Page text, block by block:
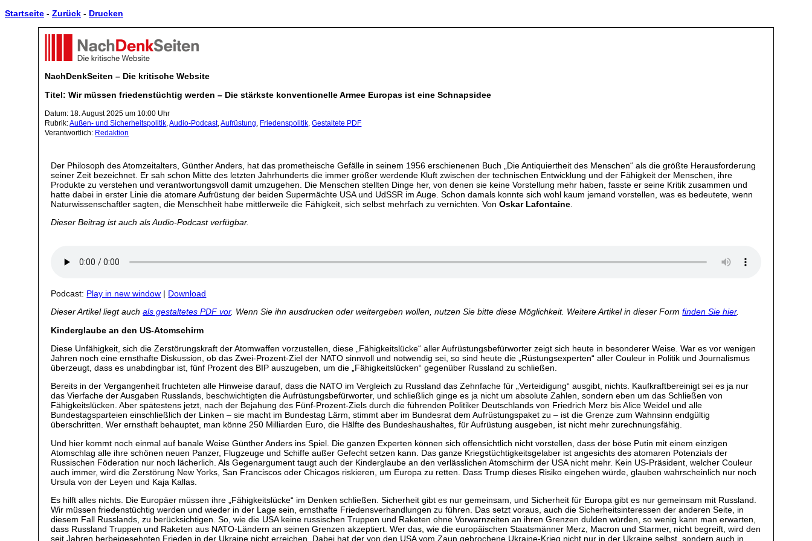
Startseite - Zurück - Drucken
NachDenkSeiten – Die kritische Website
Titel: Wir müssen friedenstüchtig werden – Die stärkste konventionelle Armee Europas ist eine Schnapsidee
Datum: 18. August 2025 um 10:00 Uhr
Rubrik:Außen- und Sicherheitspolitik,Audio-Podcast,Aufrüstung, Friedenspolitik,Gestaltete PDF
Verantwortlich: Redaktion
Der Philosoph des Atomzeitalters, Günther Anders, hat das prometheische Gefälle in seinem 1956 erschienenen Buch „Die Antiquiertheit des Menschen“ als die größte Herausforderung
seiner Zeit bezeichnet. Er sah schon Mitte des letzten Jahrhunderts die immer größer werdende Kluft zwischen der technischen Entwicklung und der Fähigkeit der Menschen, ihre
Produkte zu verstehen und verantwortungsvoll damit umzugehen. Die Menschen stellten Dinge her, von denen sie keine Vorstellung mehr haben, fasste er seine Kritik zusammen und
hatte dabei in erster Linie die atomare Aufrüstung der beiden Supermächte USA und UdSSR im Auge. Schon damals konnte sich wohl kaum jemand vorstellen, was es bedeutete, wenn
Naturwissenschaftler sagten, die Menschheit habe mittlerweile die Fähigkeit, sich selbst mehrfach zu vernichten. VonOskar Lafontaine
Dieser Beitrag ist auch als Audio-Podcast verfügbar.
Podcast: Play in new window | Download
Dieser Artikel liegt auchals gestaltetes PDF vor. Wenn Sie ihn ausdrucken oder weitergeben wollen, nutzen Sie bitte diese Möglichkeit. Weitere Artikel in dieser Formfinden Sie hier.
Kinderglaube an den US-Atomschirm
Diese Unfähigkeit, sich die Zerstörungskraft der Atomwaffen vorzustellen, diese „Fähigkeitslücke“ aller Aufrüstungsbefürworter zeigt sich heute in besonderer Weise. War es vor wenigen
Jahren noch eine ernsthafte Diskussion, ob das Zwei-Prozent-Ziel der NATO sinnvoll und notwendig sei, so sind heute die „Rüstungsexperten“ aller Couleur in Politik und Journalismus
überzeugt, dass es unabdingbar ist, fünf Prozent des BIP auszugeben, um die „Fähigkeitslücken“ gegenüber Russland zu schließen.
Bereits in der Vergangenheit fruchteten alle Hinweise darauf, dass die NATO im Vergleich zu Russland das Zehnfache für „Verteidigung“ ausgibt, nichts. Kaufkraftbereinigt sei es ja nur
das Vierfache der Ausgaben Russlands, beschwichtigten die Aufrüstungsbefürworter, und schließlich ginge es ja nicht um absolute Zahlen, sondern eben um das Schließen von
Fähigkeitslücken. Aber spätestens jetzt, nach der Bejahung des Fünf-Prozent-Ziels durch die führenden Politiker Deutschlands von Friedrich Merz bis Alice Weidel und alle
Bundestagsparteien einschließlich der Linken – sie macht im Bundestag Lärm, stimmt aber im Bundesrat dem Aufrüstungspaket zu – ist die Grenze zum Wahnsinn endgültig
überschritten. Wer ernsthaft behauptet, man könne 250 Milliarden Euro, die Hälfte des Bundeshaushaltes, für Aufrüstung ausgeben, ist nicht mehr zurechnungsfähig.
Und hier kommt noch einmal auf banale Weise Günther Anders ins Spiel. Die ganzen Experten können sich offensichtlich nicht vorstellen, dass der böse Putin mit einem einzigen
Atomschlag alle ihre schönen neuen Panzer, Flugzeuge und Schiffe außer Gefecht setzen kann. Das ganze Kriegstüchtigkeitsgelaber ist angesichts des atomaren Potenzials der
Russischen Föderation nur noch lächerlich. Als Gegenargument taugt auch der Kinderglaube an den verlässlichen Atomschirm der USA nicht mehr. Kein US-Präsident, welcher Couleur
auch immer, wird die Zerstörung New Yorks, San Franciscos oder Chicagos riskieren, um Europa zu retten. Dass Trump dieses Risiko eingehen würde, glauben wahrscheinlich nur noch
Ursula von der Leyen und Kaja Kallas.
Es hilft alles nichts. Die Europäer müssen ihre „Fähigkeitslücke“ im Denken schließen. Sicherheit gibt es nur gemeinsam, und Sicherheit für Europa gibt es nur gemeinsam mit Russland.
Wir müssen friedenstüchtig werden und wieder in der Lage sein, ernsthafte Friedensverhandlungen zu führen. Das setzt voraus, auch die Sicherheitsinteressen der anderen Seite, in
diesem Fall Russlands, zu berücksichtigen. So, wie die USA keine russischen Truppen und Raketen ohne Vorwarnzeiten an ihren Grenzen dulden würden, so wenig kann man erwarten,
dass Russland Truppen und Raketen aus NATO-Ländern an seinen Grenzen akzeptiert. Wer das, wie die europäischen Staatsmänner Merz, Macron und Starmer, nicht begreift, wird den
seit Jahren herbeigesehnten Frieden in der Ukraine nicht erreichen. Dabei hat der von den USA vom Zaun gebrochene Ukraine-Krieg nicht nur in der Ukraine selbst, sondern auch in